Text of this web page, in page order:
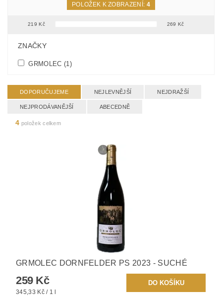
219 Kč 269 Kč
POLOŽEK K ZOBRAZENÍ: 4
FILTR PODLE PARAMETRŮ, VLASTNOSTÍ A VÝROBCŮ
ZNAČKY
GRMOLEC (1)
DOPORUČUJEME NEJLEVNĚJŠÍ NEJDRAŽŠÍ
NEJPRODÁVANĚJŠÍ ABECEDNĚ
4 položek celkem
GRMOLEC DORNFELDER PS 2023 - SUCHÉ
259 Kč
345,33 Kč / 1 l